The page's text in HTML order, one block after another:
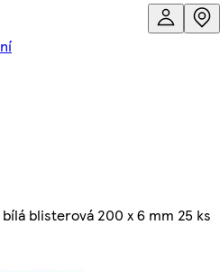
blisterová 200 x 6 mm 25 ks